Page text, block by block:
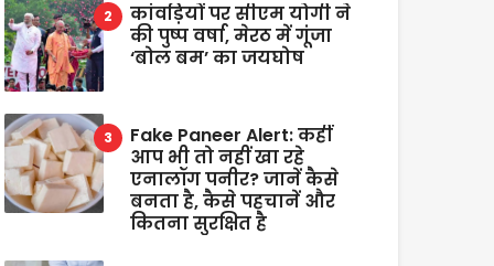
कांवड़ियों पर सीएम योगी ने
की पुष्प वर्षा, मेरठ में गूंजा
‘बोल बम’ का जयघोष
Fake Paneer Alert: कहीं
आप भी तो नहीं खा रहे
एनालॉग पनीर? जानें कैसे
बनता है, कैसे पहचानें और
कितना सुरक्षित है